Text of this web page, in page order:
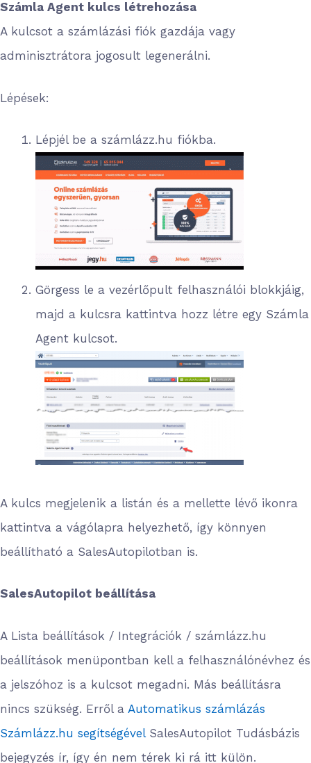
Számla Agent kulcs létrehozása
A kulcsot a számlázási fiók gazdája vagy
adminisztrátora jogosult legenerálni.
Lépések:
Lépjél be a számlázz.hu fiókba.
Görgess le a vezérlőpult felhasználói blokkjáig,
majd a kulcsra kattintva hozz létre egy Számla
Agent kulcsot.
A kulcs megjelenik a listán és a mellette lévő ikonra
kattintva a vágólapra helyezhető, így könnyen
beállítható a SalesAutopilotban is.
SalesAutopilot beállítása
A Lista beállítások / Integrációk / számlázz.hu
beállítások menüpontban kell a felhasználónévhez és
a jelszóhoz is a kulcsot megadni. Más beállításra
nincs szükség. Erről a Automatikus számlázás
Számlázz.hu segítségévelSalesAutopilot Tudásbázis
bejegyzés ír, így én nem térek ki rá itt külön.